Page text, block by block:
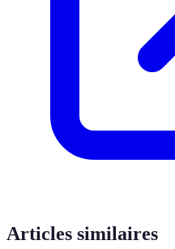
Articles similaires